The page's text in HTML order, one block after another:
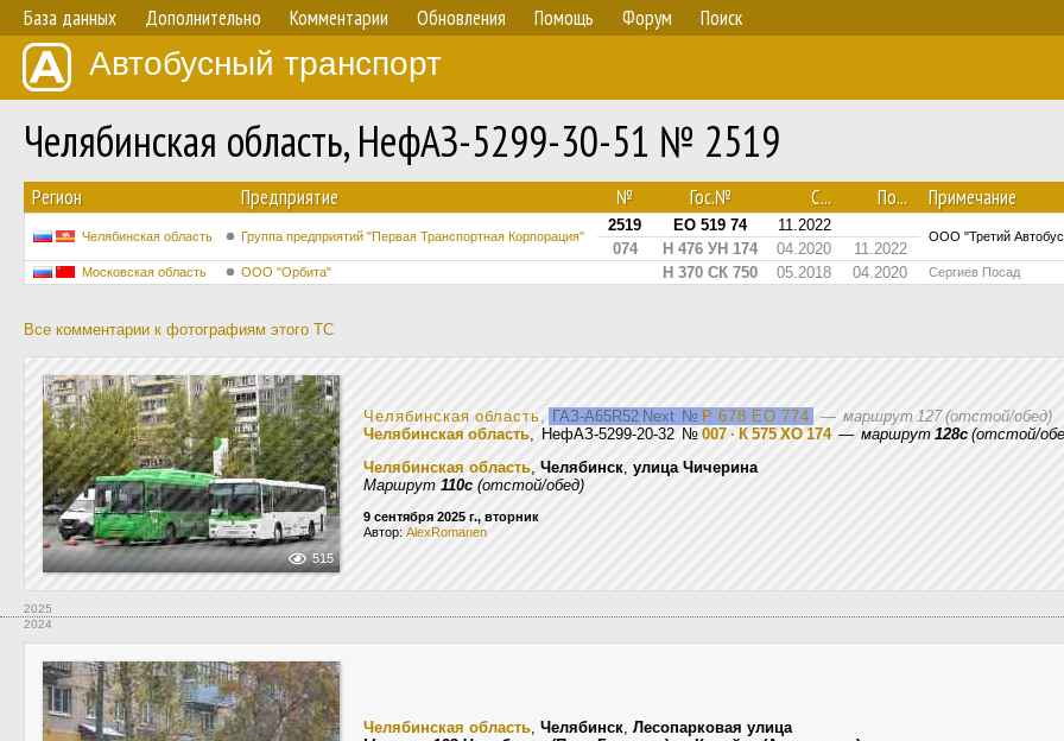
База данных Дополнительно Комментарии Обновления Помощь Форум Поиск
Автобусный транспорт
Челябинская область, НефАЗ-5299-30-51 № 2519
Регион Предприятие № Гос.№ С... По... Примечание
Челябинская область Группа предприятий "Первая Транспортная Корпорация"
2519 ЕО 519 74 11.2022
ООО "Третий
074 Н 476 УН 174 04.2020 11.2022
Московская область ООО "Орбита" Н 370 СК 750 05.2018 04.2020 Сергиев Посад
Все комментарии к фотографиям этого ТС
515
Челябинская область, ГАЗ-A65R52 Next № Р 678 ЕО 774 — маршрут 127 (отстой/обед)
Челябинская область, НефАЗ-5299-20-32 № 007 · К 575 ХО 174— маршрут 128с (отстой/
Челябинская область, Челябинск, улица Чичерина
Маршрут 110с (отстой/обед)
9 сентября 2025 г., вторник
Автор: AlexRomanen
2025
2024
Челябинская область, Челябинск, Лесопарковая улица